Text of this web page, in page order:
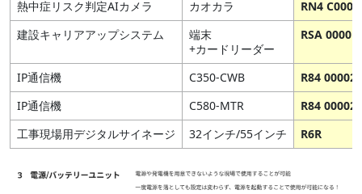
熱中症リスク判定AIカメラ カオカラ
RN4
建設キャリアアップシステム
端末
+カードリーダー
RSA 00001
IP通信機 C350-CWB
R84 00002
IP通信機
C580-MTR
R84 00002
工事現場用デジタルサイネージ
32インチ/55インチ R6R